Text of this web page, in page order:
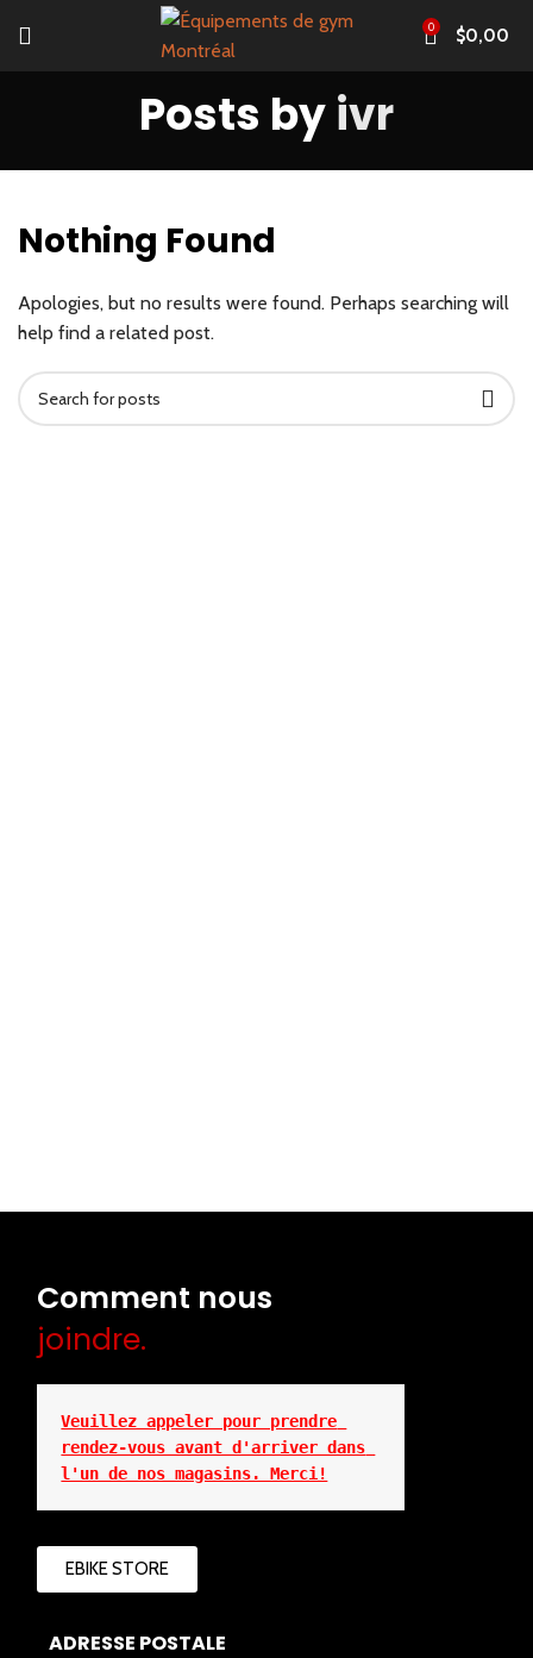
0 $0,00
Posts byivr
Nothing Found
Apologies, but no results were found. Perhaps searching will
help find a related post.
Comment nous
joindre.
Veuillez appeler pour prendre
rendez-vous avant d'arriver dans
l'un de nos magasins. Merci!
EBIKE STORE
ADRESSE POSTALE